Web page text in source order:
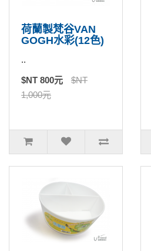
荷蘭製梵谷VAN
GOGH水彩(12色)
..
$NT 800元
$NT
1,000元